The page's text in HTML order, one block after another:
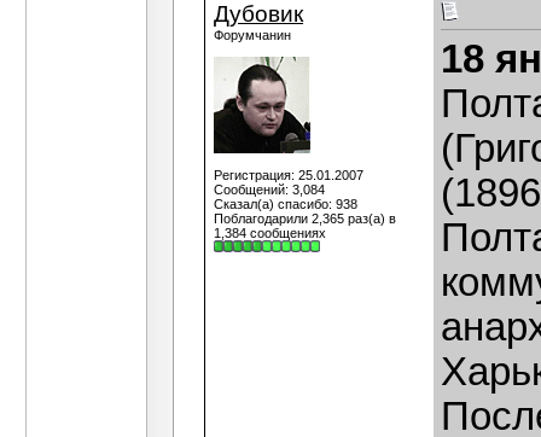
Дубовик
Форумчанин
Регистрация: 25.01.2007
Сообщений: 3,084
Сказал(а) спасибо: 938
Поблагодарили 2,365 раз(а) в
1,384 сообщениях
18